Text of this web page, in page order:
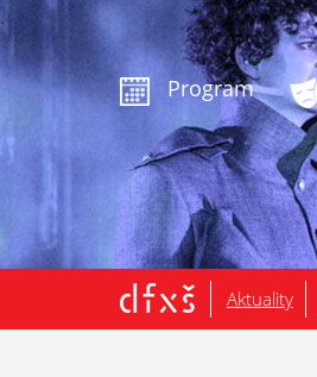
Program
.
Aktuality